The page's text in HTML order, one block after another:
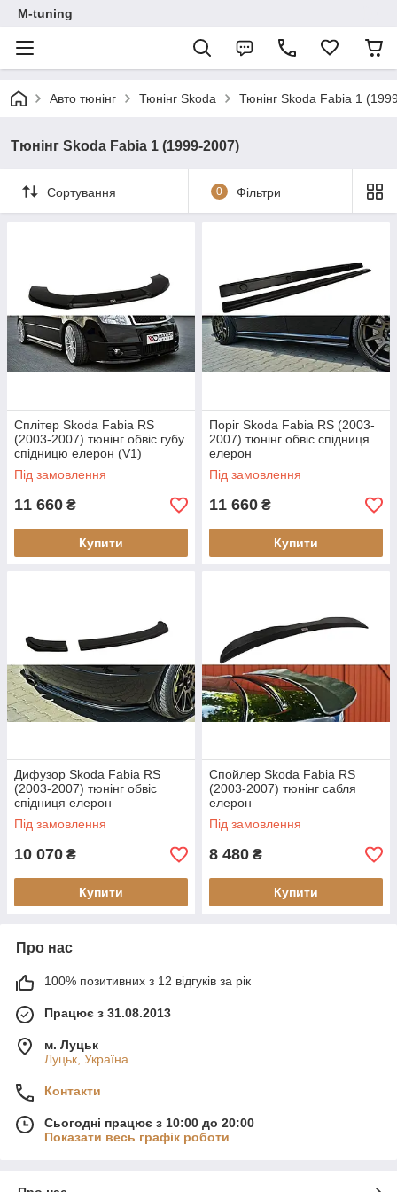
M-tuning
Авто тюнінг Тюнінг Skoda Тюнінг Skoda Fabia 1
Тюнінг Skoda Fabia 1 (1999-2007)
Сортування 0 Фільтри
Сплітер Skoda Fabia RS
(2003-2007) тюнінг обвіс губу
спідницю елерон (V1)
Під замовлення
11 660 ₴
Купити
Поріг Skoda Fabia RS (2003-
2007) тюнінг обвіс спідниця
елерон
Під замовлення
11 660 ₴
Купити
Дифузор Skoda Fabia RS
(2003-2007) тюнінг обвіс
спідниця елерон
Під замовлення
10 070 ₴
Купити
Спойлер Skoda Fabia RS
(2003-2007) тюнінг сабля
елерон
Під замовлення
8 480 ₴
Купити
Про нас
100% позитивних з 12 відгуків за рік
Працює з 31.08.2013
м. Луцьк
Луцьк, Україна
Контакти
Сьогодні працює з 10:00 до 20:00
Показати весь графік роботи